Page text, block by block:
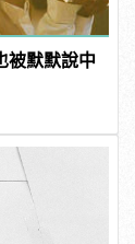
被默默說中